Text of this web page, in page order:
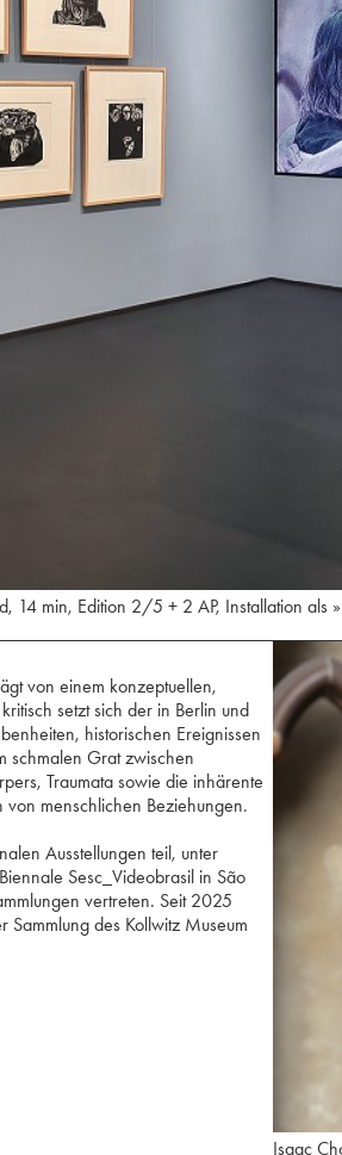
min, Edition 2/5 + 2 AP, Installation als
von einem konzeptuellen,
setzt sich der in Berlin und
historischen Ereignissen
schmalen Grat zwischen
Traumata sowie die inhärente
menschlichen Beziehungen.
Ausstellungen teil, unter
Sesc_Videobrasil in São
vertreten. Seit 2025
des Kollwitz Museum
Isaac